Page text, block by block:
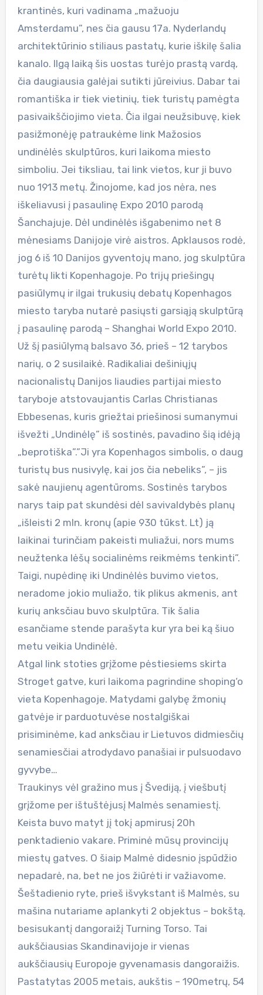
krantinės, kuri vadinama „mažuoju
Amsterdamu”, nes čia gausu 17a. Nyderlandų
architektūrinio stiliaus pastatų, kurie iškilę šalia
kanalo. Ilgą laiką šis uostas turėjo prastą vardą,
čia daugiausia galėjai sutikti jūreivius. Dabar tai
romantiška ir tiek vietinių, tiek turistų pamėgta
pasivaikščiojimo vieta. Čia ilgai neužsibuvę, kiek
pasižmonėję patraukėme link Mažosios
undinėlės skulptūros, kuri laikoma miesto
simboliu. Jei tiksliau, tai link vietos, kur ji buvo
nuo 1913 metų. Žinojome, kad jos nėra, nes
iškeliavusi į pasaulinę Expo 2010 parodą
Šanchajuje. Dėl undinėlės išgabenimo net 8
mėnesiams Danijoje virė aistros. Apklausos rodė,
jog 6 iš 10 Danijos gyventojų mano, jog skulptūra
turėtų likti Kopenhagoje. Po trijų priešingų
pasiūlymų ir ilgai trukusių debatų Kopenhagos
miesto taryba nutarė pasiųsti garsiąją skulptūrą
į pasaulinę parodą – Shanghai World Expo 2010.
Už šį pasiūlymą balsavo 36, prieš – 12 tarybos
narių, o 2 susilaikė. Radikaliai dešiniųjų
nacionalistų Danijos liaudies partijai miesto
taryboje atstovaujantis Carlas Christianas
Ebbesenas, kuris griežtai priešinosi sumanymui
išvežti „Undinėlę” iš sostinės, pavadino šią idėją
„beprotiška”.”Ji yra Kopenhagos simbolis, o daug
turistų bus nusivylę, kai jos čia nebeliks”, – jis
sakė naujienų agentūroms. Sostinės tarybos
narys taip pat skundėsi dėl savivaldybės planų
„išleisti 2 mln. kronų (apie 930 tūkst. Lt) ją
laikinai turinčiam pakeisti muliažui, nors mums
neužtenka lėšų socialinėms reikmėms tenkinti”.
Taigi, nupėdinę iki Undinėlės buvimo vietos,
neradome jokio muliažo, tik plikus akmenis, ant
kurių anksčiau buvo skulptūra. Tik šalia
esančiame stende parašyta kur yra bei ką šiuo
metu veikia Undinėlė.
Atgal link stoties grįžome pėstiesiems skirta
Stroget gatve, kuri laikoma pagrindine shoping‘o
vieta Kopenhagoje. Matydami galybę žmonių
gatvėje ir parduotuvėse nostalgiškai
prisiminėme, kad anksčiau ir Lietuvos didmiesčių
senamiesčiai atrodydavo panašiai ir pulsuodavo
gyvybe…
Traukinys vėl gražino mus į Švediją, į viešbutį
grįžome per ištuštėjusį Malmės senamiestį.
Keista buvo matyt jį tokį apmirusį 20h
penktadienio vakare. Priminė mūsų provincijų
miestų gatves. O šiaip Malmė didesnio įspūdžio
nepadarė, na, bet ne jos žiūrėti ir važiavome.
Šeštadienio ryte, prieš išvykstant iš Malmės, su
mašina nutariame aplankyti 2 objektus – bokštą,
besisukantį dangoraižį Turning Torso. Tai
aukščiausias Skandinavijoje ir vienas
aukščiausių Europoje gyvenamasis dangoraižis.
Pastatytas 2005 metais, aukštis – 190metrų, 54